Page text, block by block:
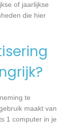
of jaarlijkse
die hier
te
maakt van
1 computer in je